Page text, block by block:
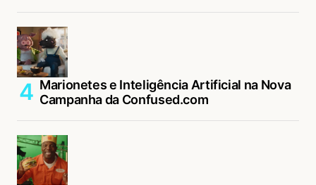
Marionetes e Inteligência Artificial na Nova
Campanha da Confused.com